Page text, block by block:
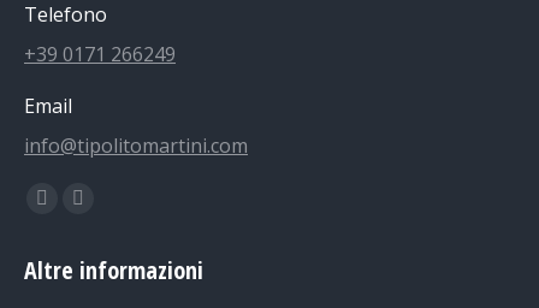
Telefono
+39 0171 266249
Email
info@tipolitomartini.com
Find us on:
opensopens
Altre informazioni